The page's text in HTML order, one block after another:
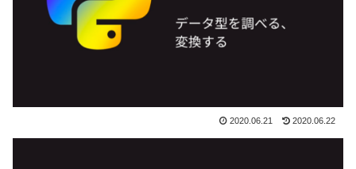
2020.06.21 2020.06.22